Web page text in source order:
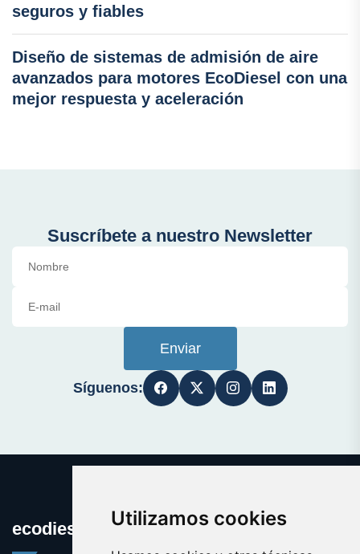
Utilizamos cookies
seguros y fiables
Diseño de sistemas de admisión de aire
avanzados para motores EcoDiesel con una
mejor respuesta y aceleración
Suscríbete a nuestro Newsletter
Enviar
Síguenos:
ecodiesel.es